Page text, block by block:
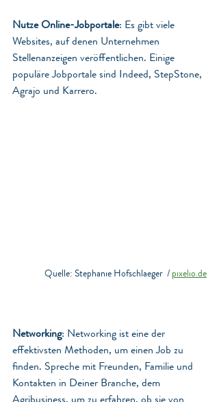
Nutze Online-Jobportale: Es gibt viele
Websites, auf denen Unternehmen
Stellenanzeigen veröffentlichen. Einige
populäre Jobportale sind Indeed, StepStone,
Agrajo und Karrero.
Quelle: Stephanie Hofschlaeger  / pixelio.de
Networking: Networking ist eine der
effektivsten Methoden, um einen Job zu
finden. Spreche mit Freunden, Familie und
Kontakten in Deiner Branche, dem